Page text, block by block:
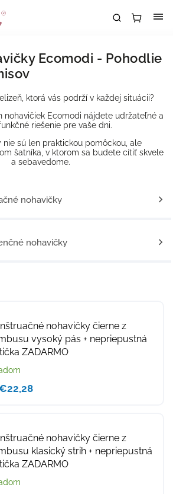
Ecomodi - Pohodlie
ktorá vás podrží v každej situácii?
nohavičiek Ecomodi nájdete udržateľné a
riešenie pre vaše dni.
nie sú len praktickou pomôckou, ale
šatníka, v ktorom sa budete cítiť skvele
a sebavedome.
nohavičky
nohavičky
nohavičky čierne z
vysoký pás + nepriepustná
ZADARMO
nohavičky čierne z
klasický strih + nepriepustná
ZADARMO